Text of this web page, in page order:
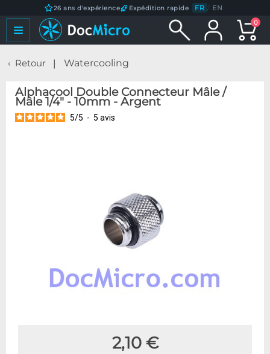
26 ans d'expérience Expédition rapide FR / EN
0
Retour Watercooling
Alphacool Double Connecteur Mâle /
Mâle 1/4" - 10mm - Argent
5/5 - 5 avis
2,10 €